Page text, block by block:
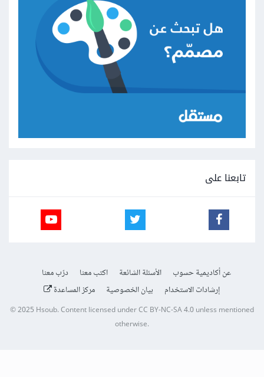
تابعنا على
عن أكاديمية حسوب الأسئلة الشائعة اكتب معنا
درّب معنا
إرشادات الاستخدام
بيان الخصوصية مركز المساعدة
© 2025 Hsoub.Content licensed underCC BY-NC-SA 4.0unless mentioned
otherwise.